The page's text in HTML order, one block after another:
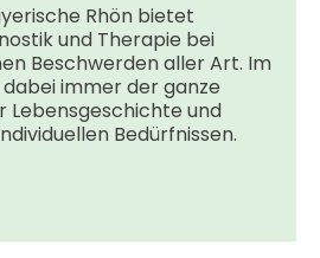
Rhön bietet
und Therapie bei
Beschwerden aller Art. Im
­immer der ganze
Lebens­geschichte und
­Bedürfnissen.